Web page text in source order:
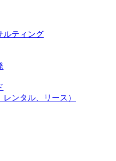
ルティング
ンタル、リース）